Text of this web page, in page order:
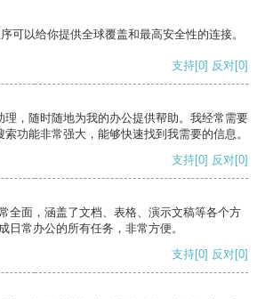
可以给你提供全球覆盖和最高安全性的连接。
支持[0] 反对[0]
理，随时随地为我的办公提供帮助。我经常需要
功能非常强大，能够快速找到我需要的信息。
支持[0] 反对[0]
全面，涵盖了文档、表格、演示文稿等各个方
日常办公的所有任务，非常方便。
支持[0] 反对[0]